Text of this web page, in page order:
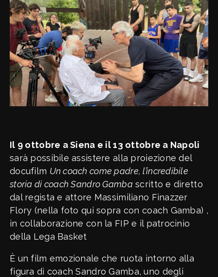
News
Allenatori
Arbitri
Settore Giovanile
Minibasket
SPORTELLO LEGALE-FISCALE
Albo fornitori
Assicurazioni FIP
Agenti Sportivi
Affiliati con noi
Settore Organizzativo
Territoriale
Webmail
Il 9 ottobre a Siena e il 13 ottobre a Napoli
sarà possibile assistere alla proiezione del
docufilm Un coach come padre, l’incredibile
storia di coach Sandro Gambascritto e diretto
dal regista e attore Massimiliano Finazzer
Flory (nella foto qui sopra con coach Gamba) ,
in collaborazione con la FIP e il patrocinio
della Lega Basket
È un film emozionale che ruota intorno alla
figura di coach Sandro Gamba, uno degli